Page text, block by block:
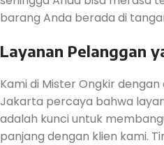
barang Anda berada di
Layanan Pelanggan
Kami di Mister Ongkir
Jakarta percaya bahwa
adalah kunci untuk
panjang dengan klien kami.